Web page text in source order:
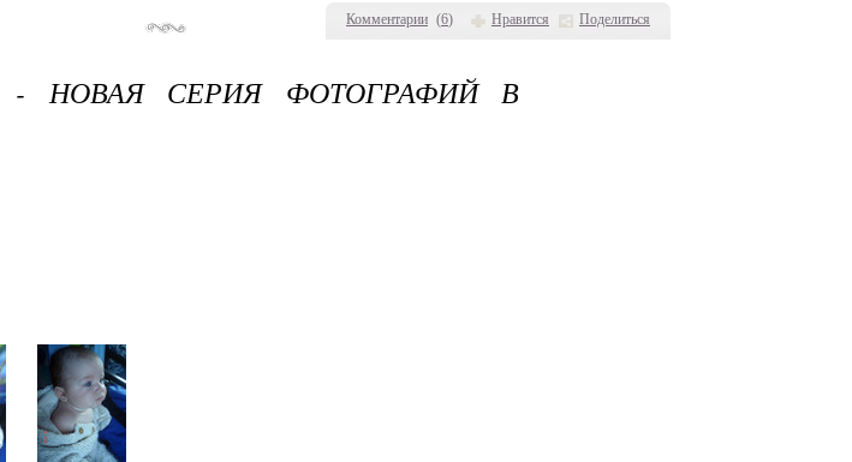
Комментарии (6) Нравится Поделиться
- НОВАЯ СЕРИЯ ФОТОГРАФИЙ В